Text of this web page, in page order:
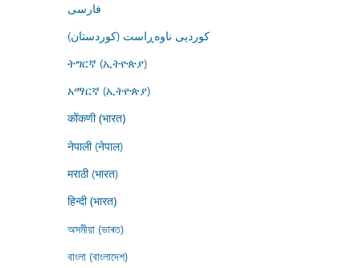
فارسى
کوردیی ناوەڕاست (کوردستان)
ትግርኛ (ኢትዮጵያ)
አማርኛ (ኢትዮጵያ)
कोंकणी (भारत)
नेपाली (नेपाल)
मराठी (भारत)
हिन्दी (भारत)
অসমীয়া (ভাৰত)
বাংলা (বাংলাদেশ)